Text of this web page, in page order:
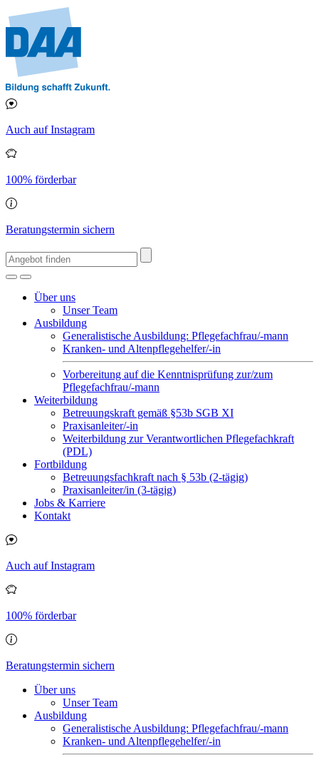
Auch auf Instagram
100% förderbar
Beratungstermin sichern
Über uns
Unser Team
Ausbildung
Generalistische Ausbildung: Pflegefachfrau/-mann
Kranken- und Altenpflegehelfer/-in
Vorbereitung auf die Kenntnisprüfung zur/zum
Pflegefachfrau/-mann
Weiterbildung
Betreuungskraft gemäß §53b SGB XI
Praxisanleiter/-in
Weiterbildung zur Verantwortlichen Pflegefachkraft
(PDL)
Fortbildung
Betreuungsfachkraft nach § 53b (2-tägig)
Praxisanleiter/in (3-tägig)
Jobs & Karriere
Kontakt
Auch auf Instagram
100% förderbar
Beratungstermin sichern
Über uns
Unser Team
Ausbildung
Generalistische Ausbildung: Pflegefachfrau/-mann
Kranken- und Altenpflegehelfer/-in